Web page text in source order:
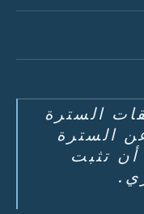
السترة
السترة
تثبت